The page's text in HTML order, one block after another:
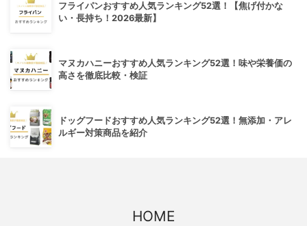
フライパンおすすめ人気ランキング52選！【焦げ付かな
い・長持ち！2026最新】
マヌカハニーおすすめ人気ランキング52選！味や栄養価の
高さを徹底比較・検証
ドッグフードおすすめ人気ランキング52選！無添加・アレ
ルギー対策商品を紹介
HOME